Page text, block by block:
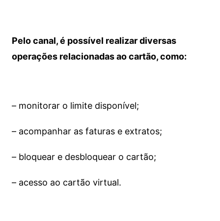
Pelo canal, é possível realizar diversas
operações relacionadas ao cartão, como:
– monitorar o limite disponível;
– acompanhar as faturas e extratos;
– bloquear e desbloquear o cartão;
– acesso ao cartão virtual.